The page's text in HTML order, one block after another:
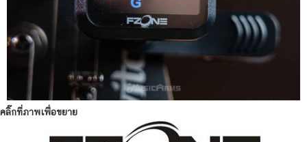
คลิ๊กที่ภาพเพื่อขยาย